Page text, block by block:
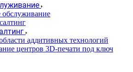
обслуживание
аддитивных технологий
центров 3D-печати под ключ